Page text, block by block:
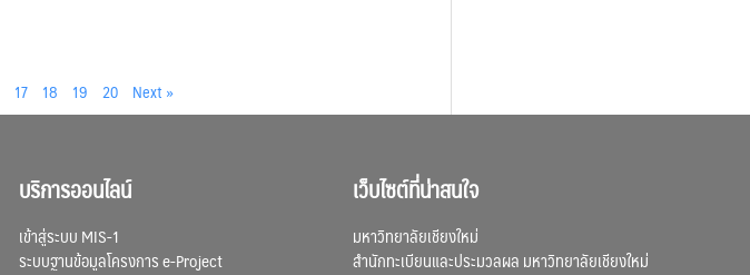
17 18 19 20 Next »
บริการออนไลน์
เข้าสู่ระบบ MIS-1
ระบบฐานข้อมูลโครงการ e-Project
เว็บไซต์ที่น่าสนใจ
มหาวิทยาลัยเชียงใหม่
สำนักทะเบียนและประมวลผล มหาวิทยาลัยเชียงใหม่